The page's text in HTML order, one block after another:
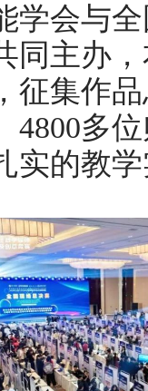
学会与
同主办
征集作
4800多
实的教